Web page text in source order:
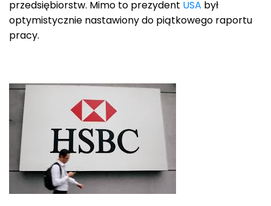
przedsiębiorstw. Mimo to prezydent USA był
optymistycznie nastawiony do piątkowego raportu
pracy.